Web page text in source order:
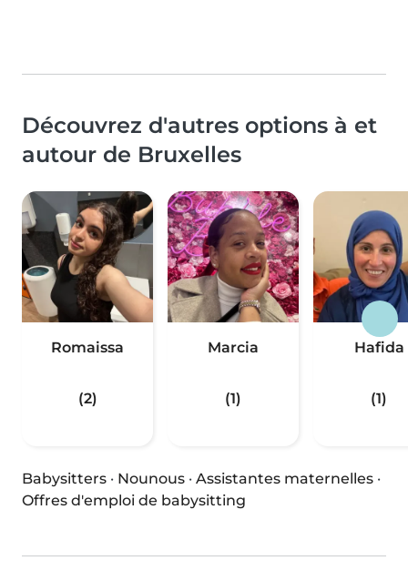
Découvrez d'autres options à et
autour de Bruxelles
Romaissa
(2)
Marcia
(1)
Hafida
(1)
Babysitters · Nounous · Assistantes maternelles ·
Offres d'emploi de babysitting